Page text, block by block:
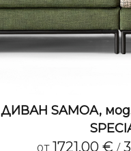
ДИВАН SAMOA, мод.
от1721.00 € /